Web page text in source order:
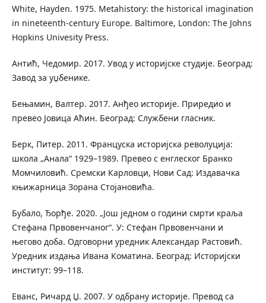
White, Hayden. 1975. Metahistory: the historical imagination
in nineteenth-century Europe. Baltimore, London: The Johns
Hopkins Univesity Press.
Антић, Чедомир. 2017. Увод у историјске студије. Београд:
Завод за уџбенике.
Бењамин, Валтер. 2017. Анђео историје. Приредио и
превео Јовица Аћин. Београд: Службени гласник.
Берк, Питер. 2011. Француска историјска револуција:
школа „Анала“ 1929–1989. Превео с енглеског Бранко
Момчиловић. Сремски Карловци, Нови Сад: Издавачка
књижарница Зорана Стојановића.
Бубало, Ђорђе. 2020. „Још једном о години смрти краља
Стефана Првовенчаног“. У: Стефан Првовенчани и
његово доба. Одговорни уредник Александар Растовић.
Уредник издања Ивана Коматина. Београд: Историјски
институт: 99–118.
Еванс, Ричард Џ. 2007. У одбрану историје. Превод са